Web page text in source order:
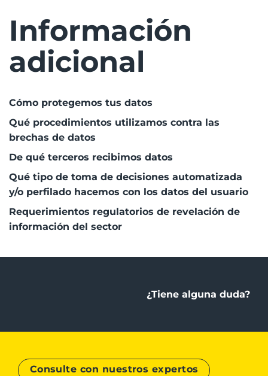
Información
adicional
Cómo protegemos tus datos
Qué procedimientos utilizamos contra las
brechas de datos
De qué terceros recibimos datos
Qué tipo de toma de decisiones automatizada
y/o perfilado hacemos con los datos del usuario
Requerimientos regulatorios de revelación de
información del sector
¿Tiene alguna duda?
Consulte con nuestros expertos